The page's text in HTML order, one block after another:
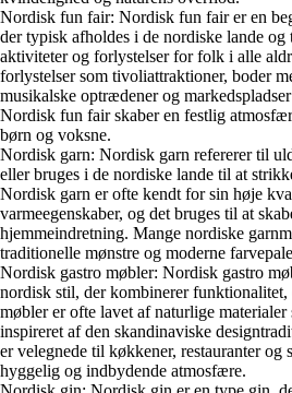
Nordisk fun fair: Nordisk fun fair er en
der typisk afholdes i de nordiske lande
aktiviteter og forlystelser for folk i alle
forlystelser som tivoliattraktioner, boder
musikalske optrædener og
Nordisk fun fair skaber en festlig
børn og voksne.
Nordisk garn: Nordisk garn refererer til
eller bruges i de nordiske lande til at
Nordisk garn er ofte kendt for sin høje
varmeegenskaber, og det bruges til at
hjemmeindretning. Mange nordiske
traditionelle mønstre og moderne
Nordisk gastro møbler: Nordisk gastro
nordisk stil, der kombinerer
møbler er ofte lavet af naturlige
inspireret af den skandinaviske
er velegnede til køkkener, restauranter og
hyggelig og indbydende atmosfære.